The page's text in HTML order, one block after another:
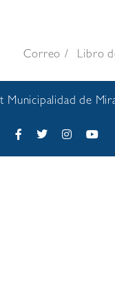
Correo Libro
Municipalidad de